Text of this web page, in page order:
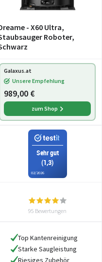
- X60 Ultra,
Roboter,
Galaxus.at
Unsere Empfehlung
989,00 €
zum Shop
Sehr gut
(1,3)
02/2026
95 Bewertungen
Top Kantenreinigung
Starke Saugleistung
Riesiges Zubehör